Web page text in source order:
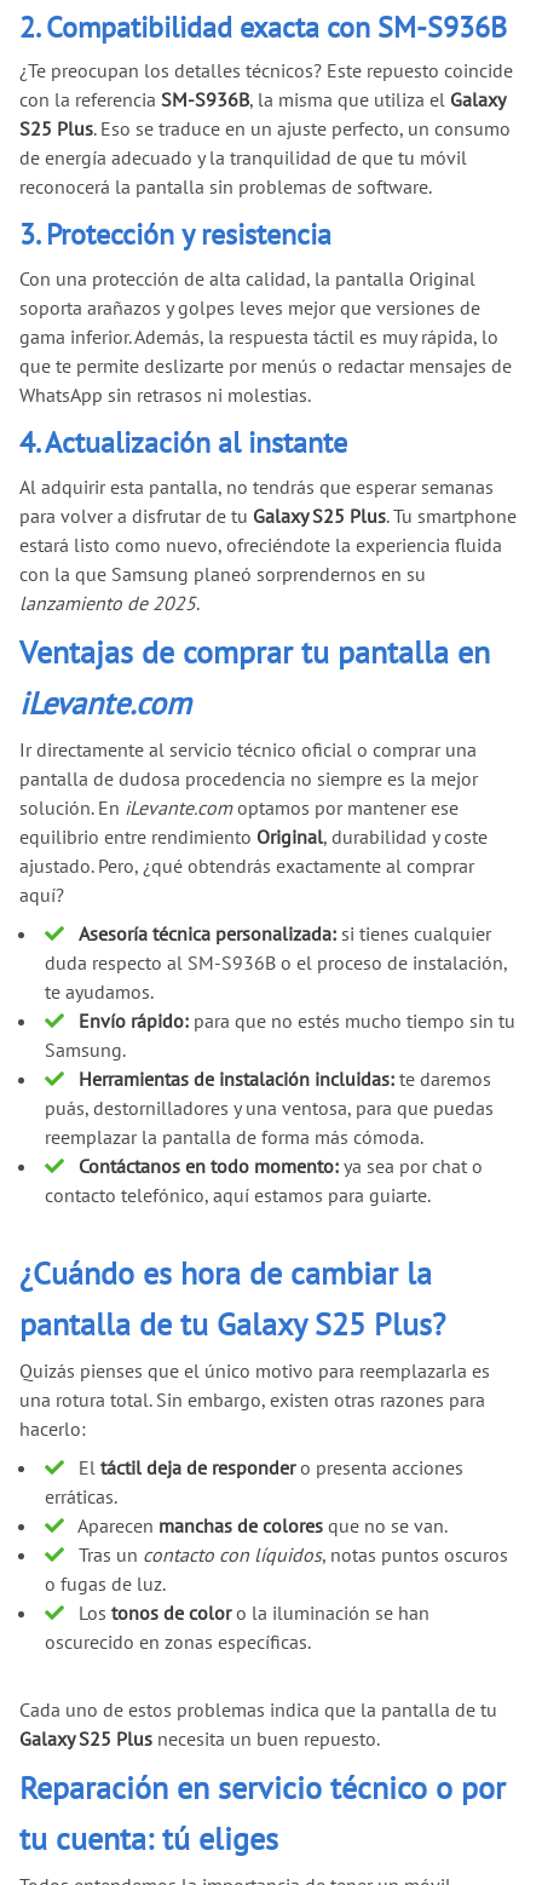
2. Compatibilidad exacta con SM-S936B
¿Te preocupan los detalles técnicos? Este repuesto coincide
con la referencia SM-S936B, la misma que utiliza el Galaxy
S25 Plus. Eso se traduce en un ajuste perfecto, un consumo
de energía adecuado y la tranquilidad de que tu móvil
reconocerá la pantalla sin problemas de software.
3. Protección y resistencia
Con una protección de alta calidad, la pantalla Original
soporta arañazos y golpes leves mejor que versiones de
gama inferior. Además, la respuesta táctil es muy rápida, lo
que te permite deslizarte por menús o redactar mensajes de
WhatsApp sin retrasos ni molestias.
4. Actualización al instante
Al adquirir esta pantalla, no tendrás que esperar semanas
para volver a disfrutar de tu Galaxy S25 Plus. Tu smartphone
estará listo como nuevo, ofreciéndote la experiencia fluida
con la que Samsung planeó sorprendernos en su
lanzamiento de 2025.
Ventajas de comprar tu pantalla en
iLevante.com
Ir directamente al servicio técnico oficial o comprar una
pantalla de dudosa procedencia no siempre es la mejor
solución. En iLevante.comoptamos por mantener ese
equilibrio entre rendimiento Original, durabilidad y coste
ajustado. Pero, ¿qué obtendrás exactamente al comprar
aquí?
Asesoría técnica personalizada:si tienes cualquier
duda respecto al SM-S936B o el proceso de instalación,
te ayudamos.
Envío rápido:para que no estés mucho tiempo sin tu
Samsung.
Herramientas de instalación incluidas:te daremos
puás, destornilladores y una ventosa, para que puedas
reemplazar la pantalla de forma más cómoda.
Contáctanos en todo momento:ya sea por chat o
contacto telefónico, aquí estamos para guiarte.
¿Cuándo es hora de cambiar la
pantalla de tu Galaxy S25 Plus?
Quizás pienses que el único motivo para reemplazarla es
una rotura total. Sin embargo, existen otras razones para
hacerlo:
El táctil deja de respondero presenta acciones
erráticas.
Aparecen manchas de coloresque no se van.
Tras un contacto con líquidos, notas puntos oscuros
o fugas de luz.
Los tonos de coloro la iluminación se han
oscurecido en zonas específicas.
Cada uno de estos problemas indica que la pantalla de tu
Galaxy S25 Plus necesita un buen repuesto.
Reparación en servicio técnico o por
tu cuenta: tú eliges